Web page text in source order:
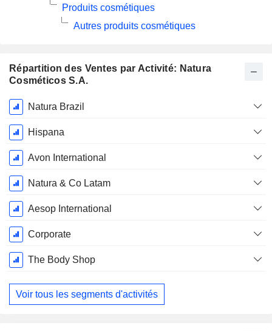
Répartition des Ventes par Activité: Natura
Cosméticos S.A.
Période
Fiscale:
Décembre
Natura Brazil
Hispana
Avon International
Natura & Co Latam
Aesop International
Corporate
The Body Shop
Voir tous les segments d'activités
Produits cosmétiques
Autres produits cosmétiques